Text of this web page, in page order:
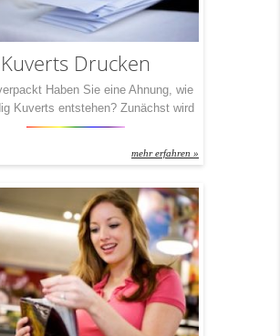
Kuverts Drucken
Haben Sie eine Ahnung, wie
Kuverts entstehen? Zunächst wird
von der Papierrolle – der Innen-
aufgebracht. Danach wird
Fensterung inkl. des Einklebens der
Fensterfolie, danach die
und anschließend
das Aufbringen der
Nach dem
der Verschlussklappe […]
mehr erfahren »